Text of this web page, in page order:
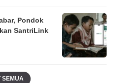
Pondok
SantriLink
SEMUA